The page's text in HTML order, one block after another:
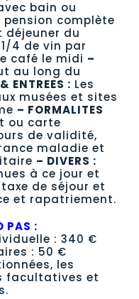
bain ou
pension complète
déjeuner du
1/4 de vin par
café le midi –
au long du
ENTREES : Les
musées et sites
– FORMALITES
ou carte
de validité,
maladie et
– DIVERS :
à ce jour et
de séjour et
et rapatriement.
PAS :
: 340 €
: 50 €
les
facultatives et